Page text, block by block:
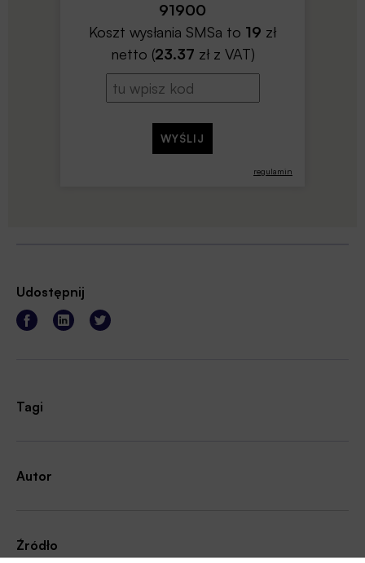
regulamin
91900
Koszt wysłania SMSa to 19 zł
netto (23.37 zł z VAT)
Udostępnij
Tagi
Autor
Źródło